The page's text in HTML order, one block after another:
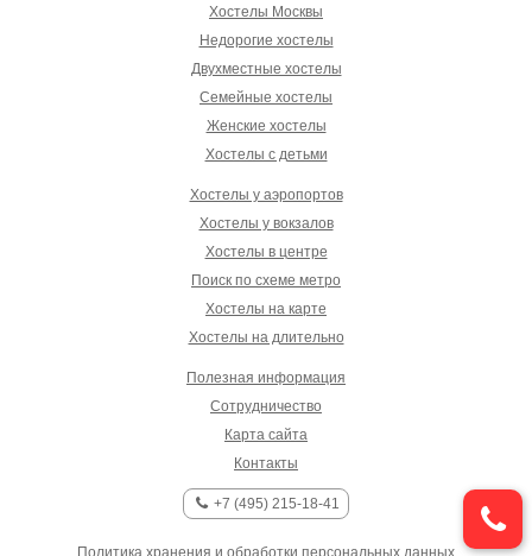
Хостелы Москвы
Недорогие хостелы
Двухместные хостелы
Семейные хостелы
Женские хостелы
Хостелы с детьми
Хостелы у аэропортов
Хостелы у вокзалов
Хостелы в центре
Поиск по схеме метро
Хостелы на карте
Хостелы на длительно
Полезная информация
Сотрудничество
Карта сайта
Контакты
+7 (495) 215-18-41
Политика хранения и обработки персональных данных